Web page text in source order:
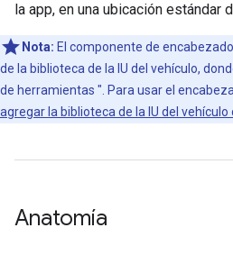
la app, en una ubicación estándar
Nota: El componente de
de la biblioteca de la IU del vehículo,
de herramientas ". Para usar el
agregar la biblioteca de la IU del
Anatomía